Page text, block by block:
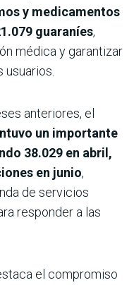
y medicamentos
guaraníes,
médica y garantizar
usuarios.
anteriores, el
un importante
38.029 en abril,
en junio,
de servicios
responder a las
el compromiso